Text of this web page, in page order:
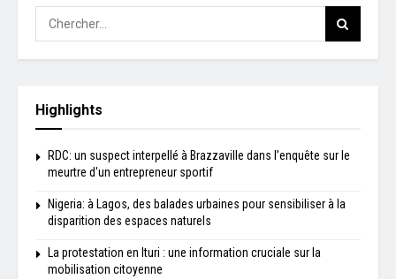
Highlights
RDC: un suspect interpellé à Brazzaville dans l’enquête sur le
meurtre d'un entrepreneur sportif
Nigeria: à Lagos, des balades urbaines pour sensibiliser à la
disparition des espaces naturels
La protestation en Ituri : une information cruciale sur la
mobilisation citoyenne